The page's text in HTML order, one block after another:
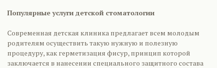
Популярные услуги детской стоматологии
Современная детская клиника предлагает всем молодым
родителям осуществить такую нужную и полезную
процедуру, как герметизация фисур, принцип которой
заключается в нанесении специального защитного состава